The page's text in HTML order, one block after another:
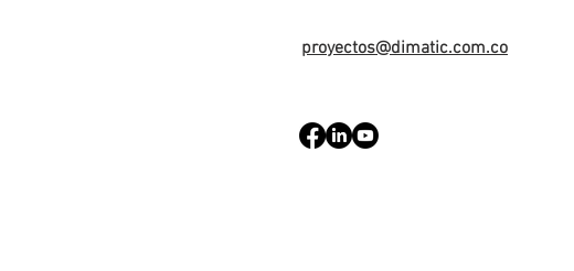
proyectos@dimatic.com.co